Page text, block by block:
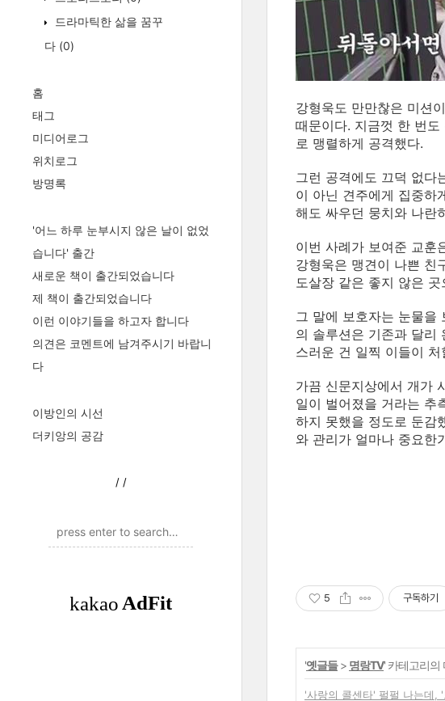
드라마틱한 삶을 꿈꾸
다 (0)
홈
태그
미디어로그
위치로그
방명록
'어느 하루 눈부시지 않은 날이 없었
습니다' 출간
새로운 책이 출간되었습니다
제 책이 출간되었습니다
이런 이야기들을 하고자 합니다
의견은 코멘트에 남겨주시기 바랍니
다
이방인의 시선
더키앙의 공감
/ /
강형욱도 만만찮은 미션
때문이다. 지금껏 한 번
로 맹렬하게 공격했다.
그런 공격에도 끄덕 없다
이 아닌 견주에게 집중하
해도 싸우던 뭉치와 나란
이번 사례가 보여준 교훈
강형욱은 맹견이 나쁜 친
도살장 같은 좋지 않은
그 말에 보호자는 눈물을
의 솔루션은 기존과 달리
스러운 건 일찍 이들이
가끔 신문지상에서 개가
일이 벌어졌을 거라는 추
하지 못했을 정도로 둔감
와 관리가 얼마나 중요한
5 구독하기
'옛글들> 명랑TV' 카테고리의
'사랑의 콜센타' 펄펄 나는데,